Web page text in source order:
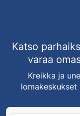
Katso
varaa
Kreikka ja